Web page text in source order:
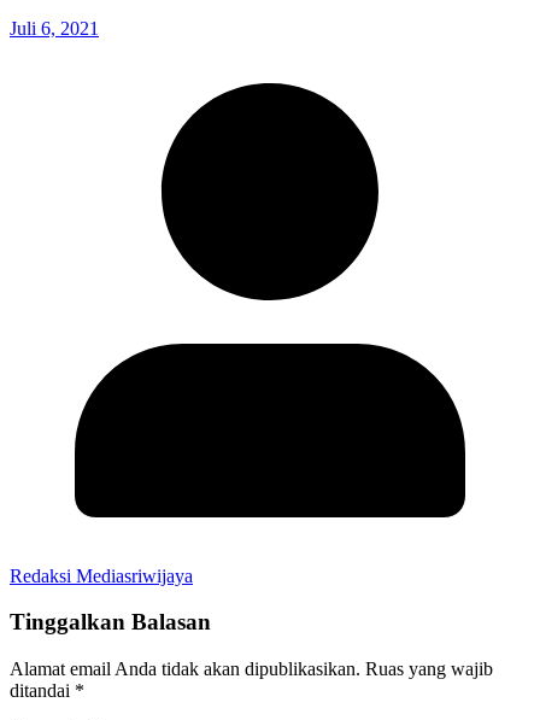
Juli 6, 2021
Redaksi Mediasriwijaya
Tinggalkan Balasan
Alamat email Anda tidak akan dipublikasikan. Ruas yang wajib
ditandai *